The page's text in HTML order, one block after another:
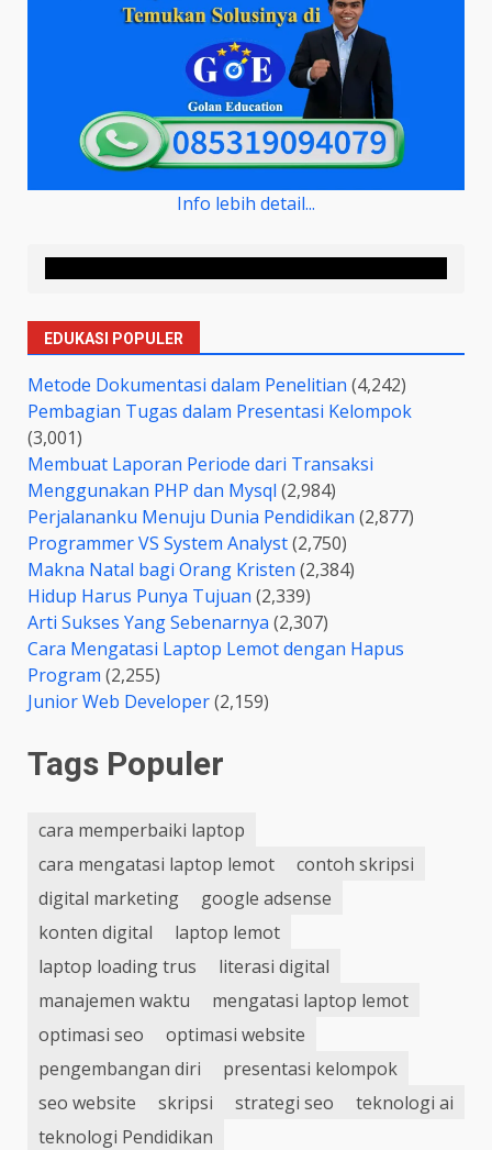
Info lebih detail...
EDUKASI POPULER
Metode Dokumentasi dalam Penelitian (4,242)
Pembagian Tugas dalam Presentasi Kelompok
(3,001)
Membuat Laporan Periode dari Transaksi
Menggunakan PHP dan Mysql (2,984)
Perjalananku Menuju Dunia Pendidikan (2,877)
Programmer VS System Analyst(2,750)
Makna Natal bagi Orang Kristen (2,384)
Hidup Harus Punya Tujuan (2,339)
Arti Sukses Yang Sebenarnya (2,307)
Cara Mengatasi Laptop Lemot dengan Hapus
Program (2,255)
Junior Web Developer(2,159)
Tags Populer
cara memperbaiki laptop
cara mengatasi laptop lemot
contoh skripsi
digital marketing
google adsense
konten digital
laptop lemot
laptop loading trus
literasi digital
manajemen waktu
mengatasi laptop lemot
optimasi seo
optimasi website
pengembangan diri
presentasi kelompok
seo website
skripsi strategi seo
teknologi ai
teknologi Pendidikan